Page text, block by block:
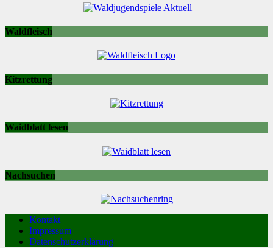
Waldfleisch
Kitzrettung
Waidblatt lesen
Nachsuchen
Kontakt
Impressum
Datenschutzerklärung